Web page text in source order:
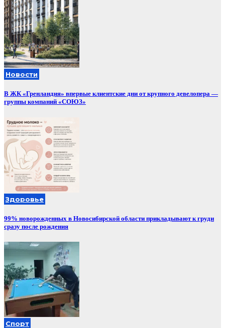
Новости
В ЖК «Гренландия» впервые клиентские дни от крупного девелопера —
группы компаний «СОЮЗ»
Здоровье
99% новорожденных в Новосибирской области прикладывают к груди
сразу после рождения
Спорт